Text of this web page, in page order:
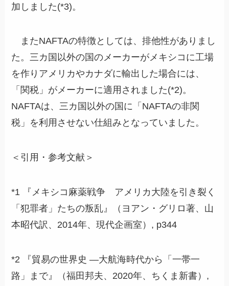
加しました(*3)。
またNAFTAの特徴としては、排他性がありまし
た。三カ国以外の国のメーカーがメキシコに工場
を作りアメリカやカナダに輸出した場合には、
「関税」がメーカーに適用されました(*2)。
NAFTAは、三カ国以外の国に「NAFTAの非関
税」を利用させない仕組みとなっていました。
＜引用・参考文献＞
*1 『メキシコ麻薬戦争 アメリカ大陸を引き裂く
「犯罪者」たちの叛乱』（ヨアン・グリロ著、山
本昭代訳、2014年、現代企画室）, p344
*2 『貿易の世界史 ―大航海時代から「一帯一
路」まで』（福田邦夫、2020年、ちくま新書）,